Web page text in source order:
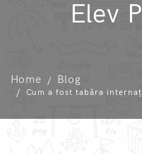
Elev
Home Blog
Cum a fost tabăra